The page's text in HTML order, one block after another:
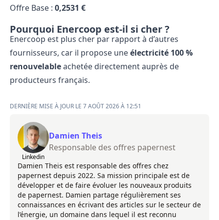
Offre Base : 0,2531 €
Pourquoi Enercoop est-il si cher ?
Enercoop est plus cher par rapport à d’autres
fournisseurs, car il propose uneélectricité 100 %
renouvelableachetée directement auprès de
producteurs français.
DERNIÈRE MISE À JOUR LE 7 AOÛT 2026 À 12:51
Linkedin
Damien Theis
Responsable des offres papernest
Damien Theis est responsable des offres chez
papernest depuis 2022. Sa mission principale est de
développer et de faire évoluer les nouveaux produits
de papernest. Damien partage régulièrement ses
connaissances en écrivant des articles sur le secteur de
l’énergie, un domaine dans lequel il est reconnu